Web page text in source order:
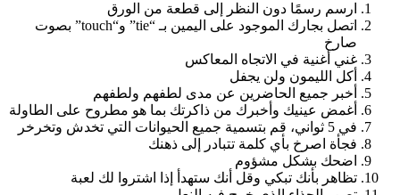
ارسم رسمًا دون النظر إلى قطعة من الورق
اتصل بجارك الموجود على اليمين بـ “tie” و“touch” بصوت
صارخ
غني أغنية في الاتجاه المعاكس
أكل الليمون ولن يجفل
أخبر جميع الحاضرين عن مدى لطفهم ولطفهم
أغمض عينيك وأخبرك من ذاكرتك بما هو مطروح على الطاولة
في 5 ثواني، قم بتسمية جميع الحيوانات التي تخدش وتخرخر
فجأة اصرخ بأي كلمة تتبادر إلى ذهنك
اضحك بشكل مشؤوم
تظاهر بأنك تبكي وقل أنك ستهدأ إذا اشتروا لك لعبة